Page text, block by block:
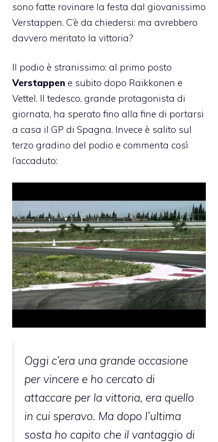
sono fatte rovinare la festa dal giovanissimo
Verstappen. C’è da chiedersi: ma avrebbero
davvero meritato la vittoria?
Il podio è stranissimo: al primo posto
Verstappen e subito dopo Raikkonen e
Vettel. Il tedesco, grande protagonista di
giornata, ha sperato fino alla fine di portarsi
a casa il GP di Spagna. Invece è salito sul
terzo gradino del podio e commenta così
l’accaduto:
Oggi c’era una grande occasione
per vincere e ho cercato di
attaccare per la vittoria, era quello
in cui speravo. Ma dopo l’ultima
sosta ho capito che il vantaggio di